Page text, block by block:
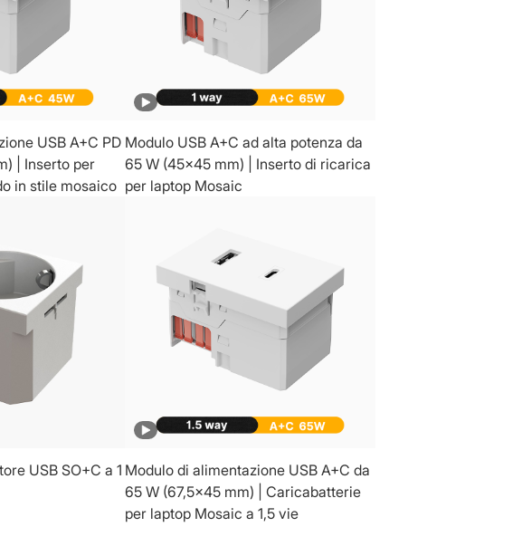
USB A+C PD
| Inserto per
in stile mosaico
Modulo USB A+C ad alta potenza da
65 W (45x45 mm) | Inserto di ricarica
per laptop Mosaic
USB SO+C a 1 Modulo di alimentazione USB A+C da
65 W (67,5x45 mm) | Caricabatterie
per laptop Mosaic a 1,5 vie